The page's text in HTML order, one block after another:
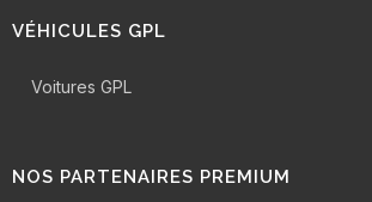
VÉHICULES GPL
Voitures GPL
NOS PARTENAIRES PREMIUM